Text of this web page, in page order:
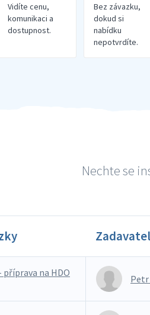
Vidíte cenu,
komunikaci a
dostupnost.
Bez závazku,
dokud si
nabídku
nepotvrdíte.
Nechte se
Zadavatel
příprava na HDO
Petr